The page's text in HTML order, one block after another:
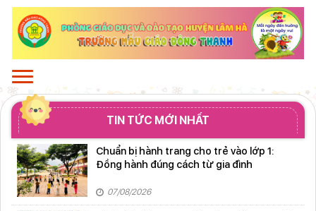
TIN TỨC MỚI NHẤT
Chuẩn bị hành trang cho trẻ vào lớp 1:
Đồng hành đúng cách từ gia đình
07/08/2026